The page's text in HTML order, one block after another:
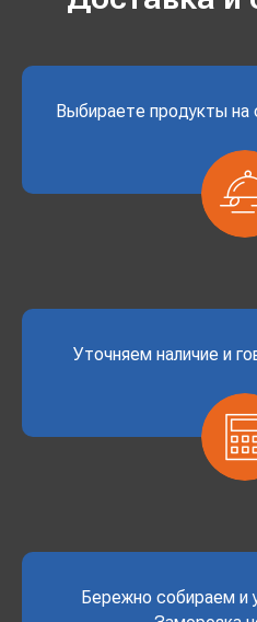
Выбираете продукты на
Уточняем наличие и
Бережно собираем и